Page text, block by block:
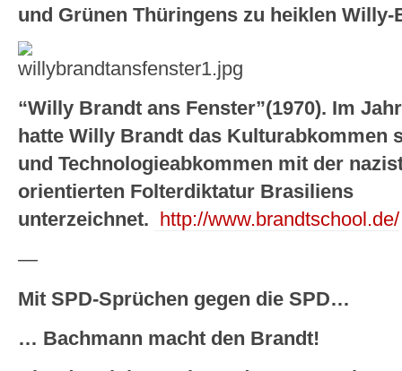
und Grünen Thüringens zu heiklen
“Willy Brandt ans Fenster”(1970). Im
hatte Willy Brandt das Kulturabkommen
und Technologieabkommen mit der
orientierten Folterdiktatur Brasiliens
unterzeichnet.
http://www.brandtschool.de/
—
Mit SPD-Sprüchen gegen die SPD…
… Bachmann macht den Brandt!